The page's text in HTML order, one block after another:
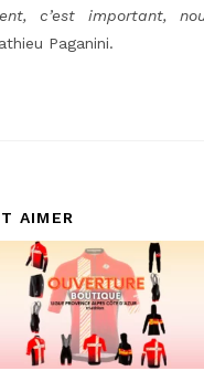
c’est important,
Paganini.
AIMER